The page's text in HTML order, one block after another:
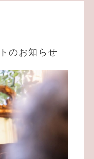
のお知らせ